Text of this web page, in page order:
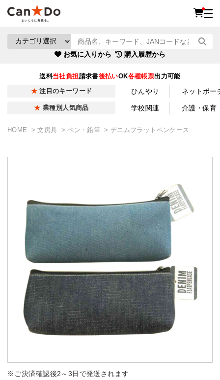
お気に入りから 購入履歴から
送料当社負担請求書後払いOK各種帳票出力可能
注目のキーワード ひんやり ネットポー
業種別人気商品 学校関連 介護・保育
HOME 文房具 ペン・鉛筆 デニムフラットペンケース
※ご決済確認後2～3日で発送されます